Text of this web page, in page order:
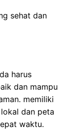
sehat dan
harus
dan mampu
memiliki
dan peta
waktu.